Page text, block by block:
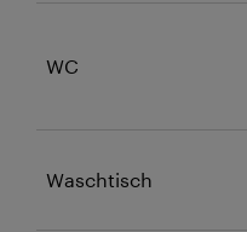
WC
Waschtisch